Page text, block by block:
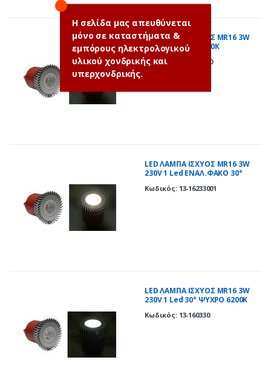
LED ΛΑΜΠΑ ΙΣΧΥΟΣ MR16 3W
230V 1 Led 30° 3000Κ
Κωδικός: 13-1603300
LED ΛΑΜΠΑ ΙΣΧΥΟΣ MR16 3W
230V 1 Led ΕΝΑΛ.ΦΑΚΟ 30°
Κωδικός: 13-16233001
LED ΛΑΜΠΑ ΙΣΧΥΟΣ MR16 3W
230V 1 Led 30° ΨΥΧΡΟ 6200Κ
Κωδικός: 13-160330
Η σελίδα μας απευθύνεται
μόνο σε καταστήματα &
εμπόρους ηλεκτρολογικού
υλικού χονδρικής και
υπερχονδρικής.